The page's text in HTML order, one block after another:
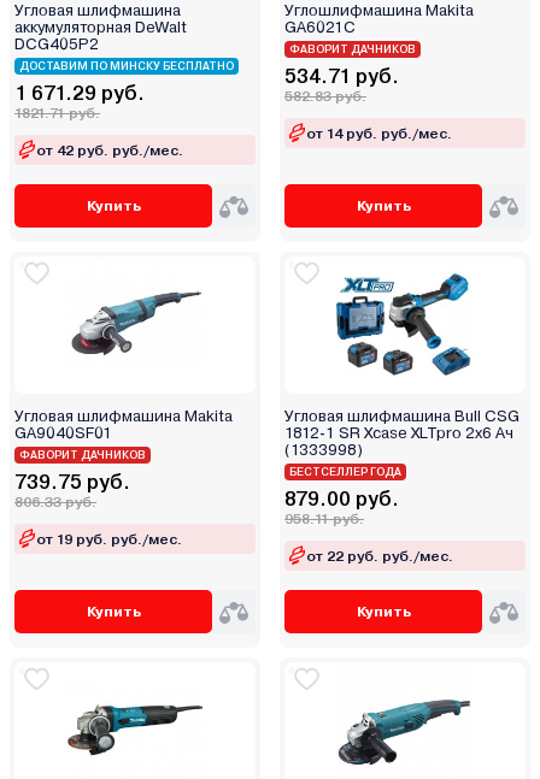
Wumax (Wurth)
Yato
Yiwu
Zitrek
БелМаш
Булат
Варяг
Диолд
Дифмаш
Инстар
Интерскол
Калибр
Кратон
Парма
Ресанта
Ротор
Ставр
Фиолент
Угловая шлифмашина
аккумуляторная DeWalt
DCG405P2
ДОСТАВИМ ПО МИНСКУ БЕСПЛАТНО
1 671.29 руб.
1821.71 руб.
от 42 руб. руб./мес.
Купить
Углошлифмашина Makita
GA6021C
ФАВОРИТ ДАЧНИКОВ
534.71 руб.
582.83 руб.
от 14 руб. руб./мес.
Купить
Угловая шлифмашина Makita
GA9040SF01
ФАВОРИТ ДАЧНИКОВ
739.75 руб.
806.33 руб.
от 19 руб. руб./мес.
Купить
Угловая шлифмашина Bull CSG
1812-1 SR Xcase XLTpro 2x6 Ач
(1333998)
БЕСТСЕЛЛЕР ГОДА
879.00 руб.
958.11 руб.
от 22 руб. руб./мес.
Купить